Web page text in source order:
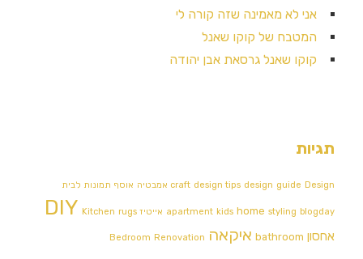
אני לא מאמינה שזה קורה לי
המטבח של קוקו שאנל
קוקו שאנל גרסאת אבן יהודה
תגיות
craft design tips design guide Design אמבטיה אוסף תמונות לבית
apartment kids home styling blogday אייטיז DIY Kitchen rugs
אחסון bathroom איקאה Bedroom Renovation